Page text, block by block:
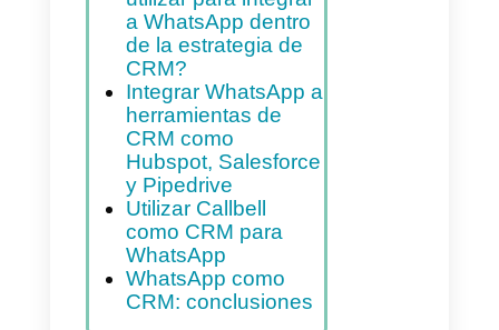
WhatsApp como
instrumento de
Customer
Relationships
Management: he
aquí cómo empezar
Cómo manejar la
relación con el
cliente a través de
WhatsApp
¿Cuáles son las